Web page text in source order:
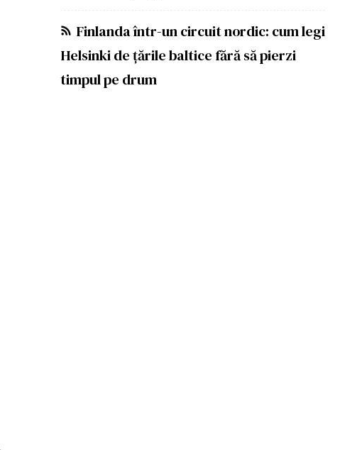
Finlanda într-un circuit nordic: cum legi
Helsinki de țările baltice fără să pierzi
timpul pe drum